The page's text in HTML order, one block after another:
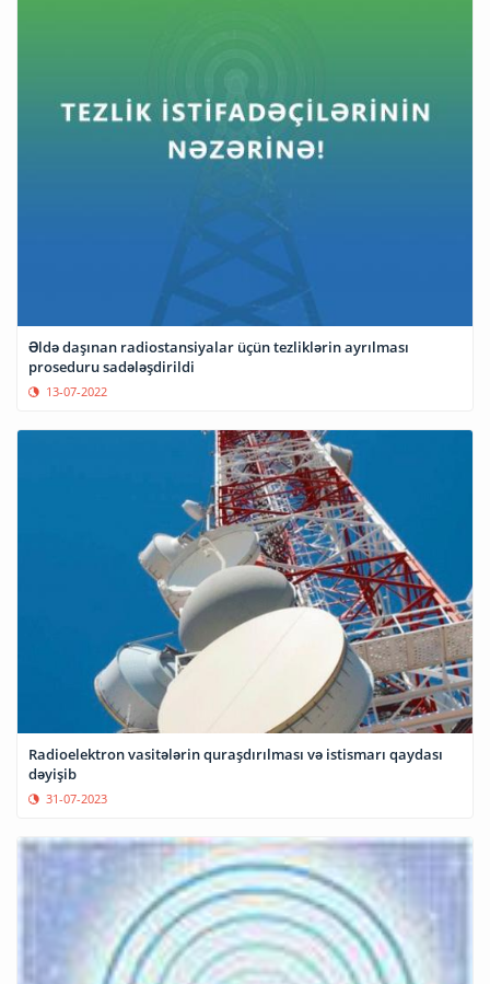
Əldə daşınan radiostansiyalar üçün tezliklərin ayrılması
proseduru sadələşdirildi
13-07-2022
Radioelektron vasitələrin quraşdırılması və istismarı qaydası
dəyişib
31-07-2023